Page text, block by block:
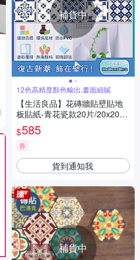
補貨中
12色高精度顏色輸出,畫面細膩
【生活良品】花磚牆貼壁貼地
板貼紙-青花瓷款20片/20x20c
m(防水即撕即貼)
$585
券
貨到通知我
補貨中